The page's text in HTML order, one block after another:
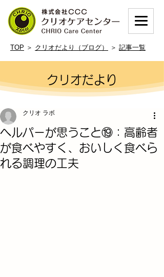
TOP ＞ クリオだより（ブログ） ＞ 記事一覧
クリオだより
ヘルパーが思うこと⑲：高齢者
が食べやすく、おいしく食べら
れる調理の工夫
クリオ ラボ